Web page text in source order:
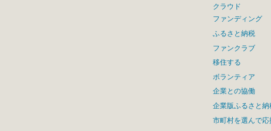
クラウド
ファンディング
ふるさと納税
ファンクラブ
移住する
ボランティア
企業との協働
企業版ふるさと納
市町村を選んで応